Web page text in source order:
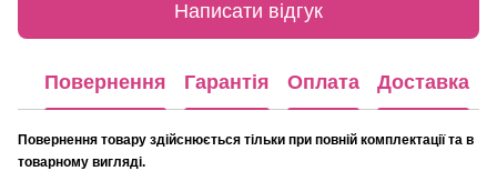
Написати відгук
Повернення Гарантія Оплата Доставка
Повернення товару здійснюється тільки при повній комплектації та в
товарному вигляді.